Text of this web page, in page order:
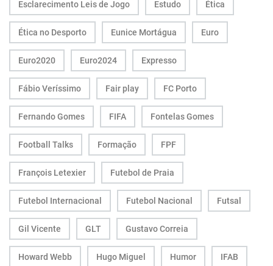
Esclarecimento Leis de Jogo Estudo Ética
Ética no Desporto Eunice Mortágua Euro
Euro2020 Euro2024 Expresso
Fábio Veríssimo Fair play FC Porto
Fernando Gomes FIFA Fontelas Gomes
Football Talks Formação FPF
François Letexier Futebol de Praia
Futebol Internacional Futebol Nacional Futsal
Gil Vicente GLT Gustavo Correia
Howard Webb Hugo Miguel Humor IFAB